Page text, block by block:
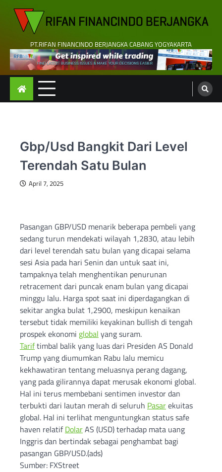
content
PT.RIFAN FINANCINDO BERJANGKA CABANG YOGYAKARTA
Gbp/Usd Bangkit Dari Level
Terendah Satu Bulan
April 7, 2025
Pasangan GBP/USD menarik beberapa pembeli yang
sedang turun mendekati wilayah 1,2830, atau lebih
dari level terendah satu bulan yang dicapai selama
sesi Asia pada hari Senin dan untuk saat ini,
tampaknya telah menghentikan penurunan
retracement dari puncak enam bulan yang dicapai
minggu lalu. Harga spot saat ini diperdagangkan di
sekitar angka bulat 1,2900, meskipun kenaikan
tersebut tidak memiliki keyakinan bullish di tengah
prospek ekonomi global yang suram.
Tariftimbal balik yang luas dari Presiden AS Donald
Trump yang diumumkan Rabu lalu memicu
kekhawatiran tentang meluasnya perang dagang,
yang pada gilirannya dapat merusak ekonomi global.
Hal ini terus membebani sentimen investor dan
terbukti dari lautan merah di seluruh Pasarekuitas
global. Hal ini terlihat menguntungkan status safe
haven relatifDolarAS (USD) terhadap mata uang
Inggris dan bertindak sebagai penghambat bagi
pasangan GBP/USD.(ads)
Sumber: FXStreet